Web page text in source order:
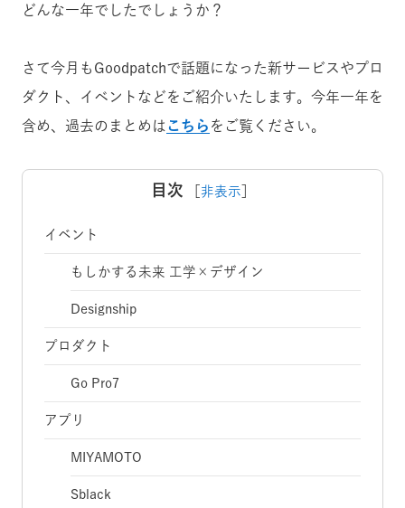
どんな一年でしたでしょうか？
さて今月もGoodpatchで話題になった新サービスやプロ
ダクト、イベントなどをご紹介いたします。 今年一年を
含め、過去のまとめは こちら をご覧ください。
目次 非表示
イベント
もしかする未来 工学×デザイン
Designship
プロダクト
Go Pro7
アプリ
MIYAMOTO
Sblack